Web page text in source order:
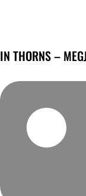
IN THORNS –